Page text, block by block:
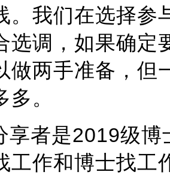
。我们在选择参
选调，如果确定
做两手准备，但
。
享者是2019级博
工作和博士找工